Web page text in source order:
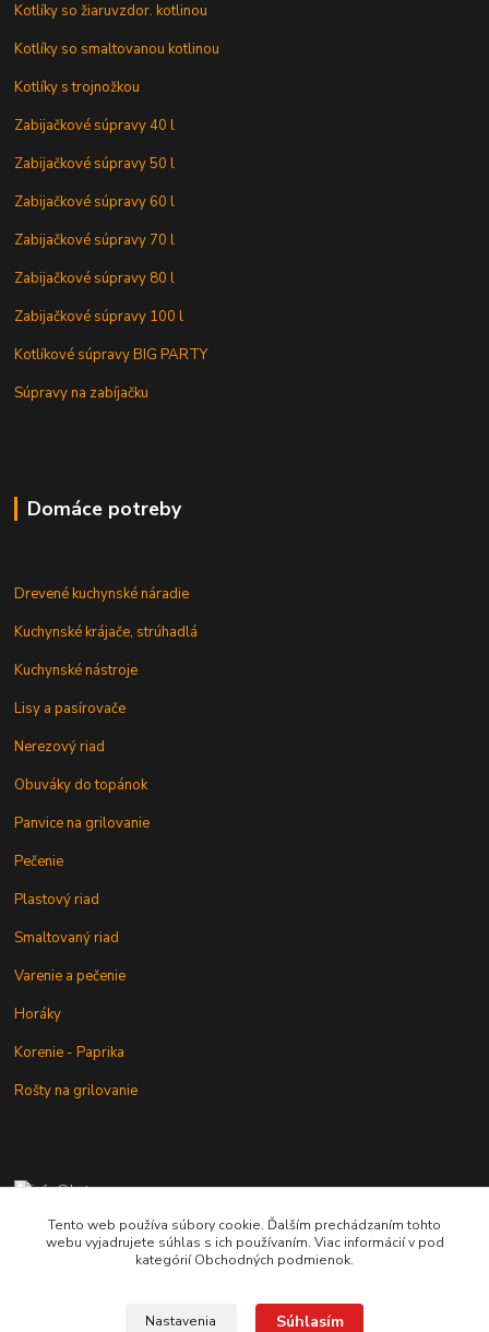
Kotlíky so žiaruvzdor. kotlinou
Kotlíky so smaltovanou kotlinou
Kotlíky s trojnožkou
Zabijačkové súpravy 40 l
Zabijačkové súpravy 50 l
Zabijačkové súpravy 60 l
Zabijačkové súpravy 70 l
Zabijačkové súpravy 80 l
Zabijačkové súpravy 100 l
Kotlíkové súpravy BIG PARTY
Súpravy na zabíjačku
Domáce potreby
Drevené kuchynské náradie
Kuchynské krájače, strúhadlá
Kuchynské nástroje
Lisy a pasírovače
Nerezový riad
Obuváky do topánok
Panvice na grilovanie
Pečenie
Plastový riad
Smaltovaný riad
Varenie a pečenie
Horáky
Korenie - Paprika
Rošty na grilovanie
+421 902 212 007
od 8:00 - do 16:00 hod
Tento web používa súbory cookie. Ďalším prechádzaním tohto
webu vyjadrujete súhlas s ich používaním. Viac informácií v pod
kategórií Obchodných podmienok.
Nastavenia Súhlasím